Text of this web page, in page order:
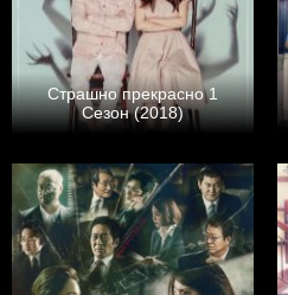
Страшно прекрасно 1
Сезон (2018)